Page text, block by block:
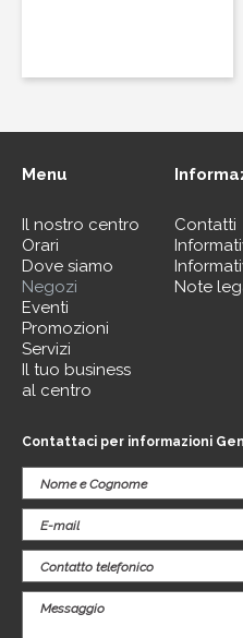
Menu
Il nostro centro
Orari
Dove siamo
Negozi
Eventi
Promozioni
Servizi
Il tuo business
al centro
Contatti
Note
Contattaci per informazioni